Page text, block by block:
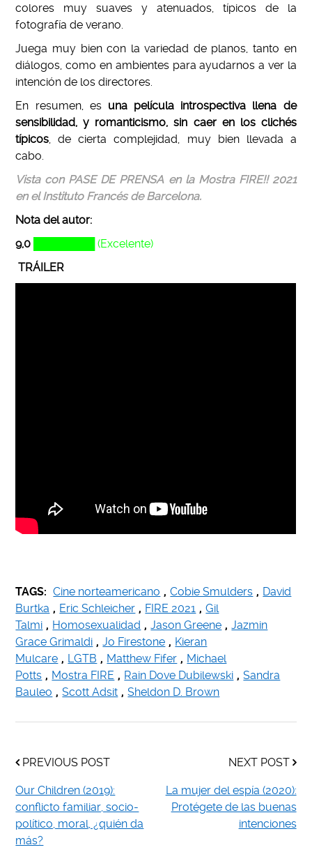
colores muy suaves y atenuados, típicos de la
fotografía de verano.
Juega muy bien con la variedad de planos, tanto en
diálogos, como en ambientes para ayudarnos a ver la
intención de los directores.
En resumen, esuna película introspectiva llena de
sensibilidad, y romanticismo, sin caer en los clichés
típicos, de cierta complejidad, muy bien llevada a
cabo.
Vista con PASE DE PRENSA en la Mostra FIRE!! 2021
en el Instituto Francés de Barcelona.
Nota del autor:
9,0
████████ (Excelente)
TRÁILER
TAGS: Cine norteamericano , Cobie Smulders , David
Burtka , Eric Schleicher , FIRE 2021 , Gil
Talmi , Homosexualidad , Jason Greene , Jazmin
Grace Grimaldi , Jo Firestone , Kieran
Mulcare , LGTB , Matthew Fifer , Michael
Potts , Mostra FIRE , Rain Dove Dubilewski , Sandra
Bauleo , Scott Adsit , Sheldon D. Brown
PREVIOUS POST
Our Children (2019):
conflicto familiar, socio-
político, moral, ¿quién da
más?
NEXT POST
La mujer del espía (2020):
Protégete de las buenas
intenciones